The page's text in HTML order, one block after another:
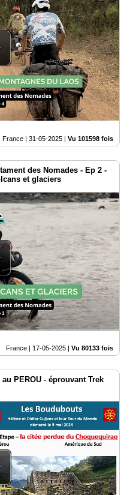
France | 31-05-2025 | Vu 101598 fois
des Nomades - Ep 2 -
et glaciers
France | 17-05-2025 | Vu 80133 fois
PEROU - éprouvant Trek